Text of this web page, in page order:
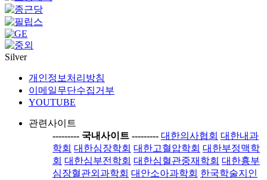
Silver
개인정보처리방침
이메일무단수집거부
YOUTUBE
관련사이트
--------- 국내사이트 --------- 대한의사협회 대한내과
학회 대한심장학회 대한고혈압학회 대한부정맥학
회 대한심부전학회 대한심혈관중재학회 대한흉부
심장혈관외과학회 대안소아과학회 한국학술지인